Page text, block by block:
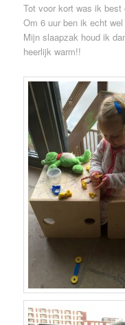
Tot voor kort was ik best
Om 6 uur ben ik echt
Mijn slaapzak houd ik
heerlijk warm!!